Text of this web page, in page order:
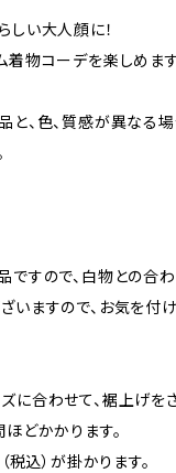
しい大人顔に！
着物コーデを楽しめます
、色、質感が異なる場
ですので、白物との合
いますので、お気を付け
合わせて、裾上げをさ
どかかります。
込）が掛かります。